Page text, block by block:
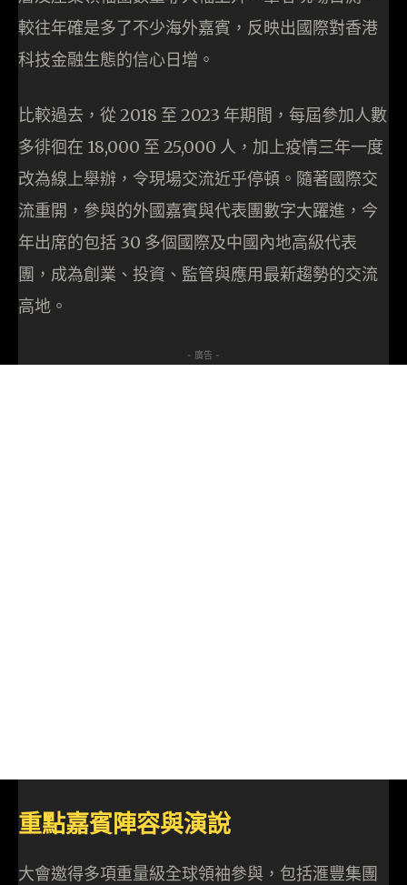
較往年確是多了不少海外嘉賓，反映出國際對香港
科技金融生態的信心日增。
比較過去，從 2018 至 2023 年期間，每屆參加人數
多徘徊在 18,000 至 25,000 人，加上疫情三年一度
改為線上舉辦，令現場交流近乎停頓。隨著國際交
流重開，參與的外國嘉賓與代表團數字大躍進，今
年出席的包括 30 多個國際及中國內地高級代表
團，成為創業、投資、監管與應用最新趨勢的交流
高地。
- 廣告 -
重點嘉賓陣容與演說
大會邀得多項重量級全球領袖參與，包括滙豐集團